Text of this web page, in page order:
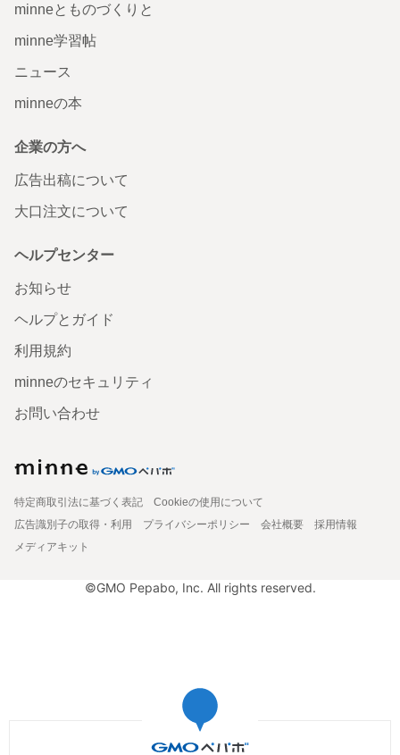
minneとものづくりと
minne学習帖
ニュース
minneの本
企業の方へ
広告出稿について
大口注文について
ヘルプセンター
お知らせ
ヘルプとガイド
利用規約
minneのセキュリティ
お問い合わせ
特定商取引法に基づく表記
Cookieの使用について
広告識別子の取得・利用
プライバシーポリシー 会社概要
採用情報
メディアキット
©GMO Pepabo, Inc. All rights reserved.